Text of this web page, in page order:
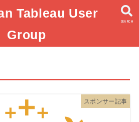
Tableau User
Group
SEARCH
スポンサー記事